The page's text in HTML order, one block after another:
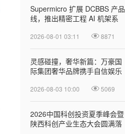
Supermicro 扩展 DCBBS 产品
线，推出精密工程 AI 机架系
2026-08-01 03:11 8871
灵感碰撞，奢华新篇：万豪国
际集团奢华品牌携手自信娱乐
2026-08-03 10:00 5069
2026中国科创投资夏季峰会暨
陕西科创产业生态大会圆满落